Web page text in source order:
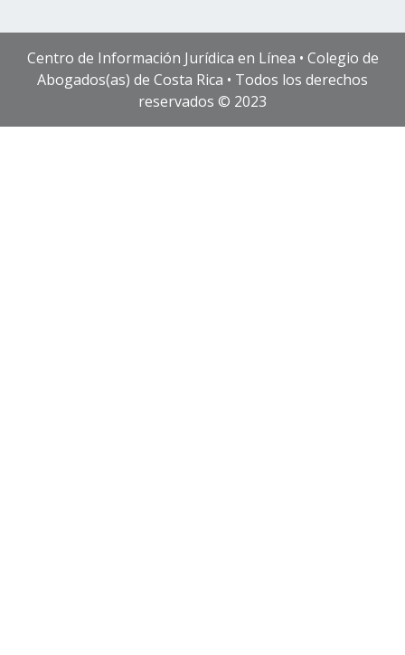
Centro de Información Jurídica en Línea • Colegio de
Abogados(as) de Costa Rica • Todos los derechos
reservados © 2023